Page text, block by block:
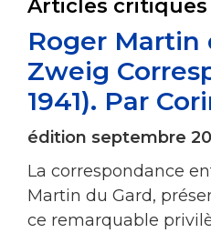
Articles critiques
Roger Martin
Zweig
1941). Par
édition septembre
La correspondance
Martin du Gard,
ce remarquable